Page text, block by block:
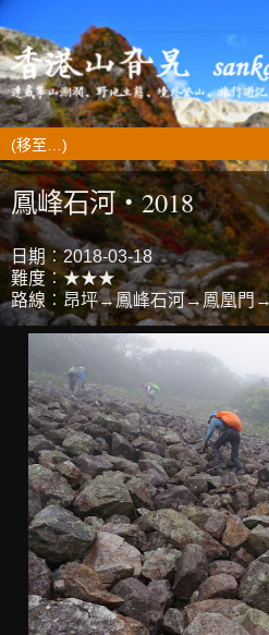
鳳峰石河‧2018
日期︰2018-03-18
難度︰★★★
路線︰昂坪→鳳峰石河→鳳凰